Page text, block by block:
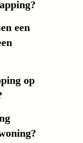
een
op